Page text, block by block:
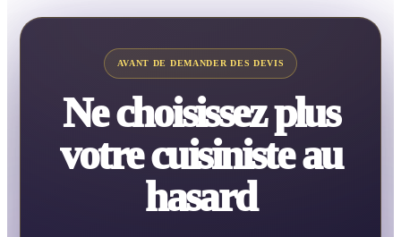
AVANT DE DEMANDER DES DEVIS
Ne choisissez plus
votre cuisiniste au
hasard